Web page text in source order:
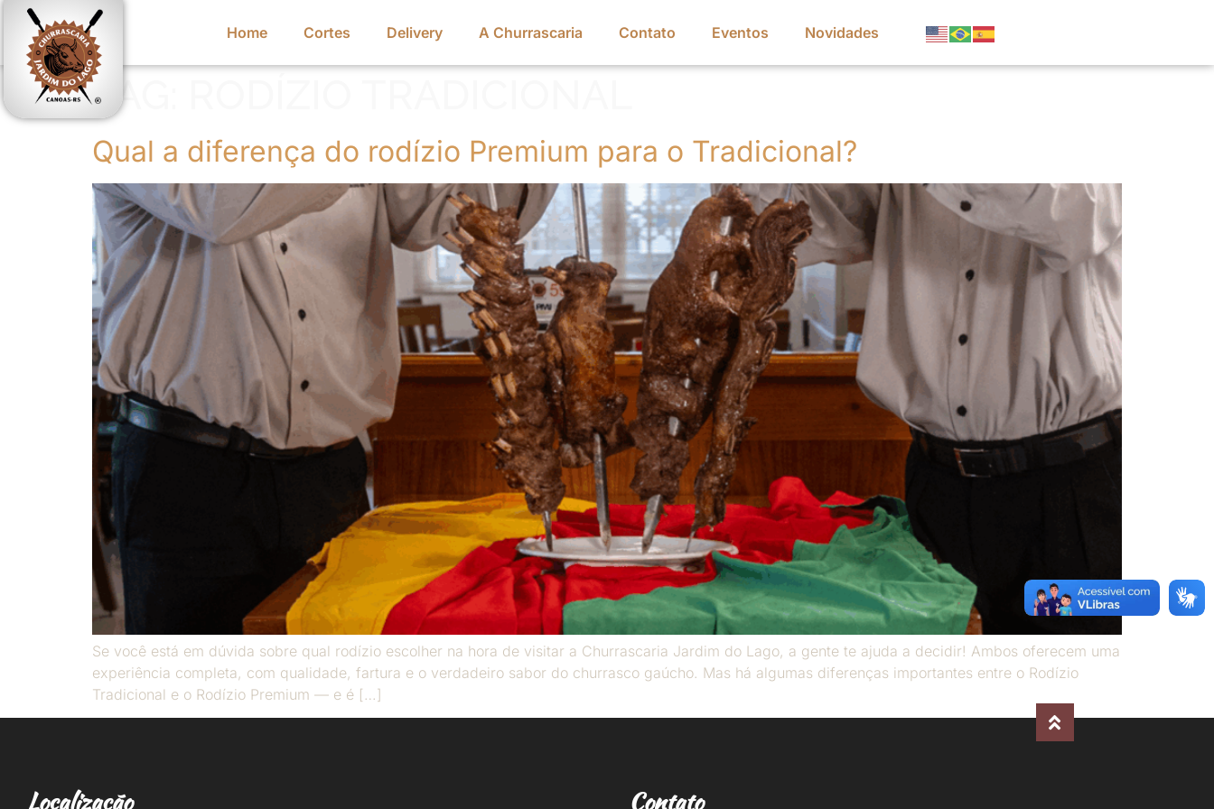
Home Cortes Delivery A Churrascaria Contato Eventos Novidades
TAG:
Qual a diferença do rodízio Premium para o Tradicional?
Se você está em dúvida sobre qual rodízio escolher na hora de visitar a Churrascaria Jardim do Lago, a gente te ajuda a decidir! Ambos oferecem uma
experiência completa, com qualidade, fartura e o verdadeiro sabor do churrasco gaúcho. Mas há algumas diferenças importantes entre o Rodízio
Tradicional e o Rodízio Premium — e é […]
Localização Contato